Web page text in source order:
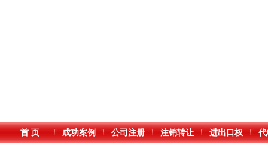
首 页 成功案例 公司注册 注销转让 进出口权